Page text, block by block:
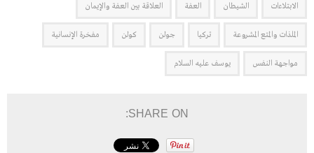
الابتلاءات الشيطان العفة العلاقة بين العفة والإيمان
الملذات والمتع المشروعة تركيا جولن كولن مفخرة الإنسانية
مواجهة النفس يوسف عليه السلام
SHARE ON: